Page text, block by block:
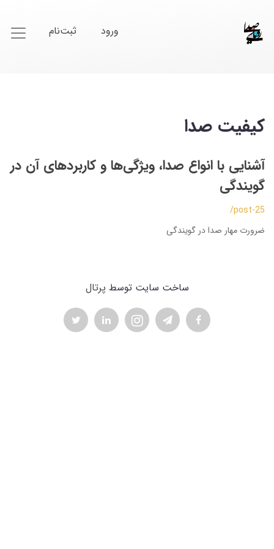
ورود ثبت‌نام
کیفیت صدا
آشنایی با انواع صدا، ویژگی‌ها و کاربردهای آن در
گویندگی
/post-25
ضرورت مهار صدا در گویندگی
ساخت سایت توسط پرتال